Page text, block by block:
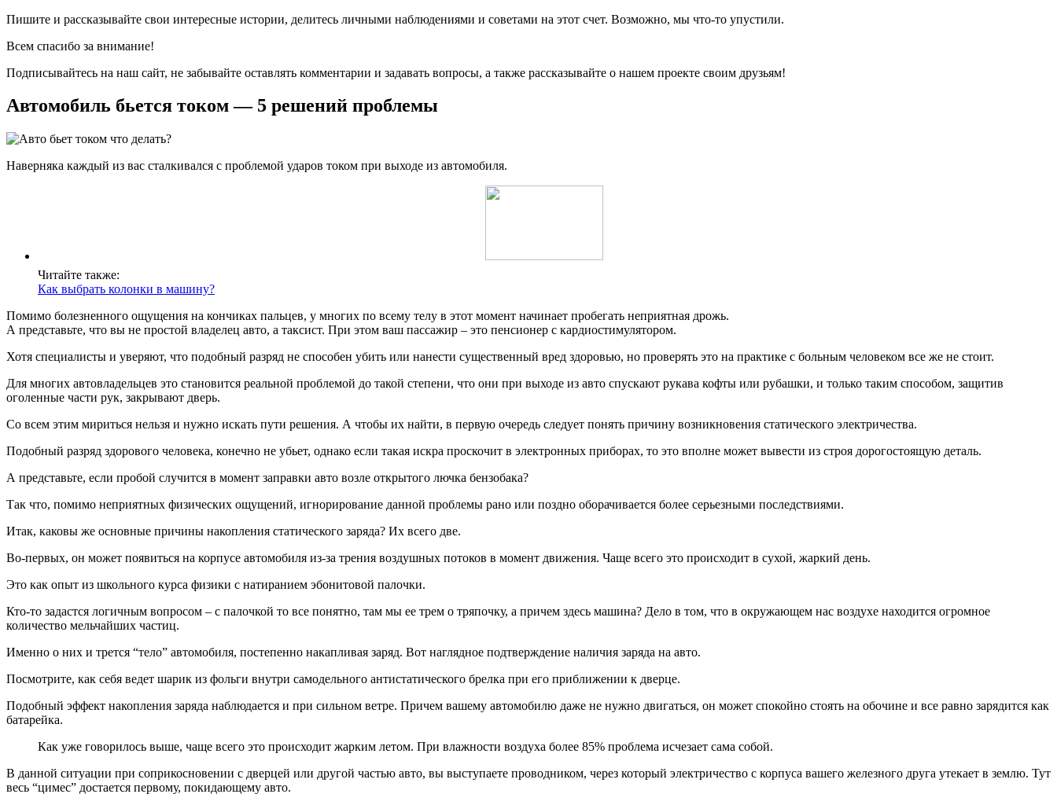
Пишите и рассказывайте свои интересные истории, делитесь личными наблюдениями и советами на этот счет. Возможно, мы что-то упустили.
Всем спасибо за внимание!
Подписывайтесь на наш сайт, не забывайте оставлять комментарии и задавать вопросы, а также рассказывайте о нашем проекте своим друзьям!
Автомобиль бьется током — 5 решений проблемы
Наверняка каждый из вас сталкивался с проблемой ударов током при выходе из автомобиля.
Читайте также:
Как выбрать колонки в машину?
Помимо болезненного ощущения на кончиках пальцев, у многих по всему телу в этот момент начинает пробегать неприятная дрожь.
А представьте, что вы не простой владелец авто, а таксист. При этом ваш пассажир – это пенсионер с кардиостимулятором.
Хотя специалисты и уверяют, что подобный разряд не способен убить или нанести существенный вред здоровью, но проверять это на практике с больным человеком все же не стоит.
Для многих автовладельцев это становится реальной проблемой до такой степени, что они при выходе из авто спускают рукава кофты или рубашки, и только таким способом, защитив
оголенные части рук, закрывают дверь.
Со всем этим мириться нельзя и нужно искать пути решения. А чтобы их найти, в первую очередь следует понять причину возникновения статического электричества.
Подобный разряд здорового человека, конечно не убьет, однако если такая искра проскочит в электронных приборах, то это вполне может вывести из строя дорогостоящую деталь.
А представьте, если пробой случится в момент заправки авто возле открытого лючка бензобака?
Так что, помимо неприятных физических ощущений, игнорирование данной проблемы рано или поздно оборачивается более серьезными последствиями.
Итак, каковы же основные причины накопления статического заряда? Их всего две.
Во-первых, он может появиться на корпусе автомобиля из-за трения воздушных потоков в момент движения. Чаще всего это происходит в сухой, жаркий день.
Это как опыт из школьного курса физики с натиранием эбонитовой палочки.
Кто-то задастся логичным вопросом – с палочкой то все понятно, там мы ее трем о тряпочку, а причем здесь машина? Дело в том, что в окружающем нас воздухе находится огромное
количество мельчайших частиц.
Именно о них и трется “тело” автомобиля, постепенно накапливая заряд. Вот наглядное подтверждение наличия заряда на авто.
Посмотрите, как себя ведет шарик из фольги внутри самодельного антистатического брелка при его приближении к дверце.
Подобный эффект накопления заряда наблюдается и при сильном ветре. Причем вашему автомобилю даже не нужно двигаться, он может спокойно стоять на обочине и все равно зарядится как
батарейка.
Как уже говорилось выше, чаще всего это происходит жарким летом. При влажности воздуха более 85% проблема исчезает сама собой.
В данной ситуации при соприкосновении с дверцей или другой частью авто, вы выступаете проводником, через который электричество с корпуса вашего железного друга утекает в землю. Тут
весь “цимес” достается первому, покидающему авто.